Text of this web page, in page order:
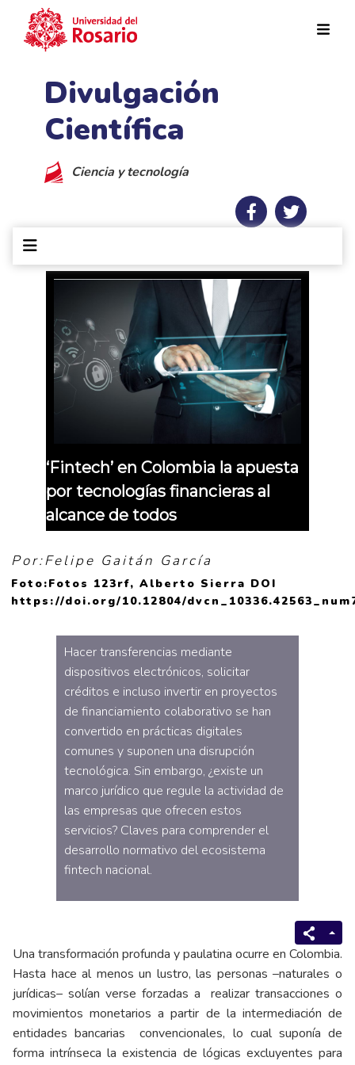
Divulgación
Científica
Ciencia y tecnología
‘Fintech’ en Colombia la apuesta
por tecnologías financieras al
alcance de todos
Por:Felipe Gaitán García
Foto:Fotos 123rf, Alberto Sierra DOI
https://doi.org/10.12804/
Hacer transferencias mediante
dispositivos electrónicos, solicitar
créditos e incluso invertir en proyectos
de financiamiento colaborativo se han
convertido en prácticas digitales
comunes y suponen una disrupción
tecnológica. Sin embargo, ¿existe un
marco jurídico que regule la actividad de
las empresas que ofrecen estos
servicios? Claves para comprender el
desarrollo normativo del ecosistema
fintech nacional.
Una transformación profunda y paulatina ocurre en Colombia.
Hasta hace al menos un lustro, las personas –naturales o
jurídicas– solían verse forzadas a realizar transacciones o
movimientos monetarios a partir de la intermediación de
entidades bancarias convencionales, lo cual suponía de
forma intrínseca la existencia de lógicas excluyentes para